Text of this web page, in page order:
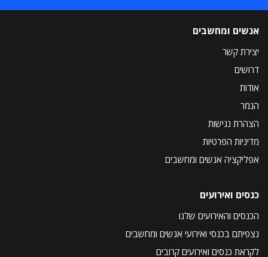
אנשים ומחשבים
יצירת קשר
דרושים
אודות
הנמר
הצהרת נגישות
מדיניות הפרטיות
אפליקציה אנשים ומחשבים
כנסים ואירועים
הכנסים והאירועים שלנו
נצפיתם בכנסי ואירועי אנשים ומחשבים
לקראת כנסים ואירועים קרובים